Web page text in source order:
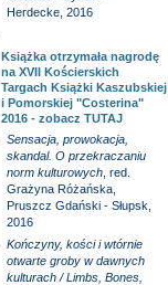
Herdecke, 2016
Książka otrzymała nagrodę
na XVII Kościerskich
Targach Książki Kaszubskiej
i Pomorskiej "Costerina"
2016 - zobacz TUTAJ
Sensacja, prowokacja,
skandal. O przekraczaniu
norm kulturowych, red.
Grażyna Różańska,
Pruszcz Gdański - Słupsk,
2016
Kończyny, kości i wtórnie
otwarte groby w dawnych
kulturach / Limbs, Bones,